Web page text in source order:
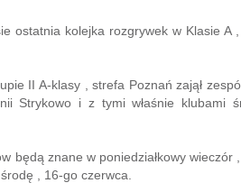
ostatnia kolejka rozgrywek w Klasie
II A-klasy , strefa Poznań zajął
Strykowo i z tymi właśnie klubami
będą znane w poniedziałkowy
, 16-go czerwca.